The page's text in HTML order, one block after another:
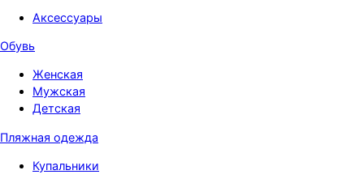
Аксессуары
Обувь
Женская
Мужская
Детская
Пляжная одежда
Купальники